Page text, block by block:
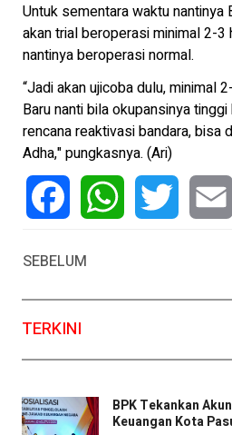
Untuk sementara waktu nantinya
akan trial beroperasi minimal 2-
nantinya beroperasi normal.
“Jadi akan ujicoba dulu, minimal
Baru nanti bila okupansinya
rencana reaktivasi bandara, bisa
Adha," pungkasnya. (Ari)
SEBELUM
TERKINI
BPK Tekankan
Keuangan Kota